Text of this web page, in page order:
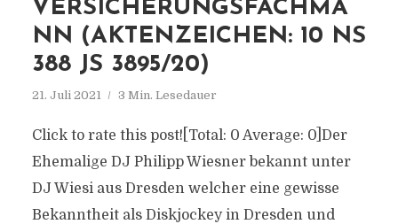
VERSICHERUNGSFACHMA
NN (AKTENZEICHEN: 10 NS
388 JS 3895/20)
21. Juli 2021 3 Min. Lesedauer
Click to rate this post![Total: 0 Average: 0]Der
Ehemalige DJ Philipp Wiesner bekannt unter
DJ Wiesi aus Dresden welcher eine gewisse
Bekanntheit als Diskjockey in Dresden und